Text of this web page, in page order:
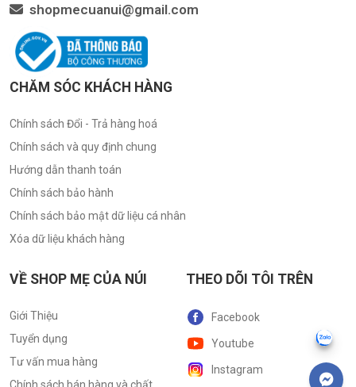
shopmecuanui@gmail.com
CHĂM SÓC KHÁCH HÀNG
Chính sách Đổi - Trả hàng hoá
Chính sách và quy định chung
Hướng dẫn thanh toán
Chính sách bảo hành
Chính sách bảo mật dữ liệu cá nhân
Xóa dữ liệu khách hàng
VỀ SHOP MẸ CỦA NÚI
Giới Thiệu
Tuyển dụng
Tư vấn mua hàng
Chính sách bán hàng và chất
THEO DÕI TÔI TRÊN
Facebook
Youtube
Instagram